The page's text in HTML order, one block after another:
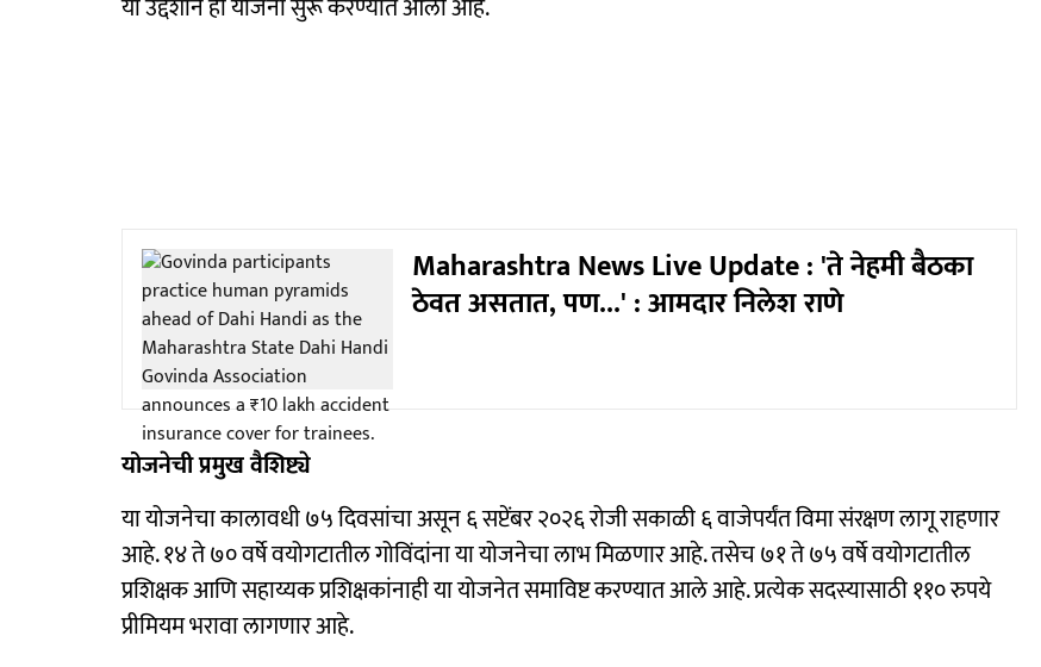
या उद्देशाने ही योजना सुरू करण्यात आली आहे.
Maharashtra News Live Update : 'ते नेहमी बैठका
ठेवत असतात, पण...' : आमदार निलेश राणे
योजनेची प्रमुख वैशिष्ट्ये
या योजनेचा कालावधी ७५ दिवसांचा असून ६ सप्टेंबर २०२६ रोजी सकाळी ६ वाजेपर्यंत विमा संरक्षण लागू राहणार
आहे. १४ ते ७० वर्षे वयोगटातील गोविंदांना या योजनेचा लाभ मिळणार आहे. तसेच ७१ ते ७५ वर्षे वयोगटातील
प्रशिक्षक आणि सहाय्यक प्रशिक्षकांनाही या योजनेत समाविष्ट करण्यात आले आहे. प्रत्येक सदस्यासाठी ११० रुपये
प्रीमियम भरावा लागणार आहे.